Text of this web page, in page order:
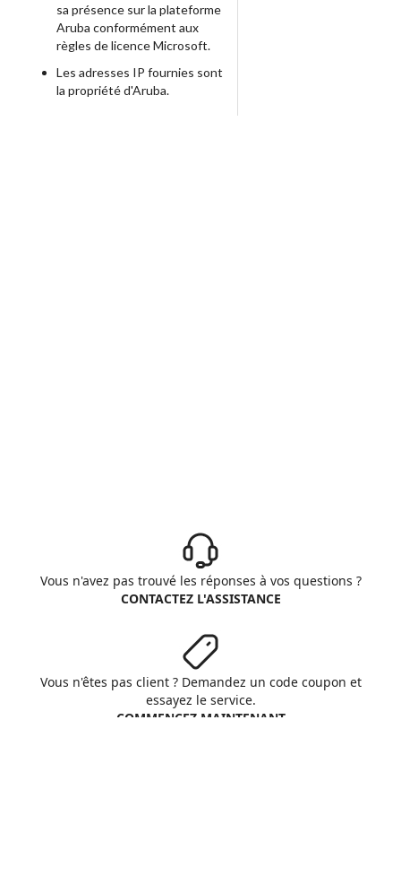
sa présence sur la plateforme
Aruba conformément aux
règles de licence Microsoft.
Les adresses IP fournies sont
la propriété d'Aruba.
Vous n'avez pas trouvé les réponses à vos questions ?
CONTACTEZ L'ASSISTANCE
Vous n'êtes pas client ? Demandez un code coupon et
essayez le service.
COMMENCEZ MAINTENANT